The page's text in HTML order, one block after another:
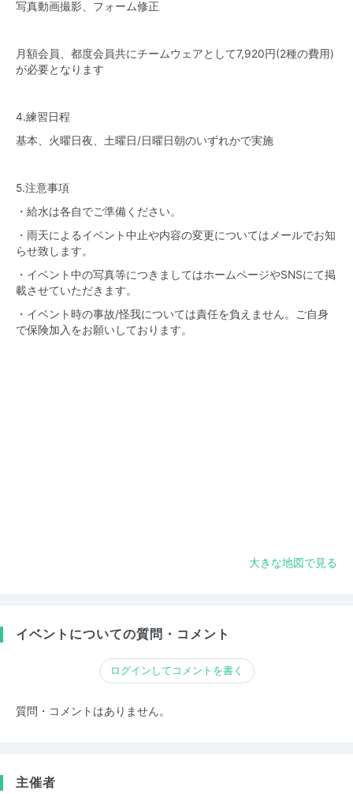
写真動画撮影、フォーム修正
月額会員、都度会員共にチームウェアとして7,920円(2種の費用)
が必要となります
4.練習日程
基本、火曜日夜、土曜日/日曜日朝のいずれかで実施
5.注意事項
・給水は各自でご準備ください。
・雨天によるイベント中止や内容の変更についてはメールでお知
らせ致します。
・イベント中の写真等につきましてはホームページやSNSにて掲
載させていただきます。
・イベント時の事故/怪我については責任を負えません。ご自身
で保険加入をお願いしております。
大きな地図で見る
イベントについての質問・コメント
ログインしてコメントを書く
質問・コメントはありません。
主催者